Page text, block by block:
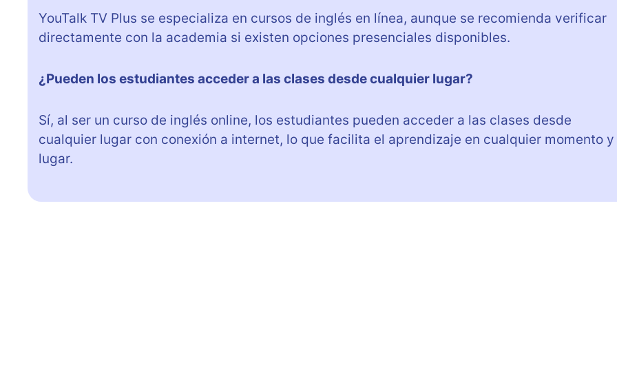
YouTalk TV Plus se especializa en cursos de inglés en línea, aunque se recomienda verificar
directamente con la academia si existen opciones presenciales disponibles.
¿Pueden los estudiantes acceder a las clases desde cualquier lugar?
Sí, al ser un curso de inglés online, los estudiantes pueden acceder a las clases desde
cualquier lugar con conexión a internet, lo que facilita el aprendizaje en cualquier momento y
lugar.